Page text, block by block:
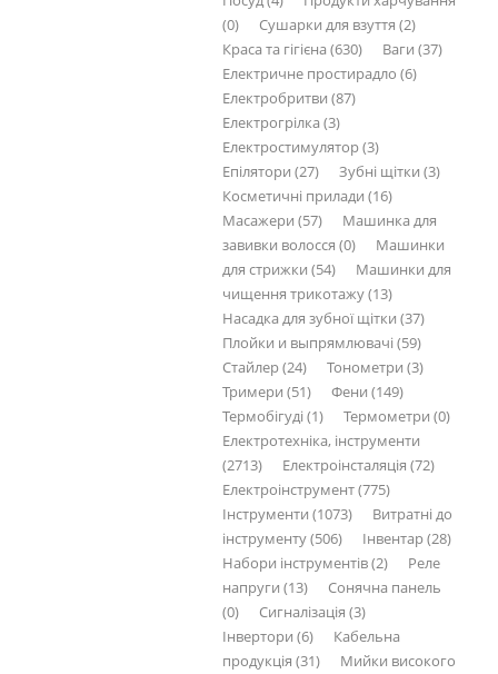
(0)
Сушарки для взуття (2)
Краса та гігієна (630)
Ваги (37)
Електричне простирадло (6)
Електробритви (87)
Електрогрілка (3)
Електростимулятор (3)
Епілятори (27)
Зубні щітки (3)
Косметичні прилади (16)
Масажери (57)
Машинка для
завивки волосся (0)
Машинки
для стрижки (54)
Машинки для
чищення трикотажу (13)
Насадка для зубної щітки (37)
Плойки и выпрямлювачі (59)
Стайлер (24)
Тонометри (3)
Тримери (51)
Фени (149)
Термобігуді (1)
Термометри (0)
Електротехніка, інструменти
(2713)
Електроінсталяція (72)
Електроінструмент (775)
Інструменти (1073)
Витратні до
інструменту (506)
Інвентар (28)
Набори інструментів (2)
Реле
напруги (13)
Сонячна панель
(0)
Сигналізація (3)
Інвертори (6)
Кабельна
продукція (31)
Мийки високого